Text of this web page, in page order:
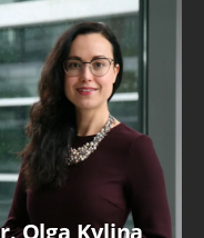
Olga Kylina,